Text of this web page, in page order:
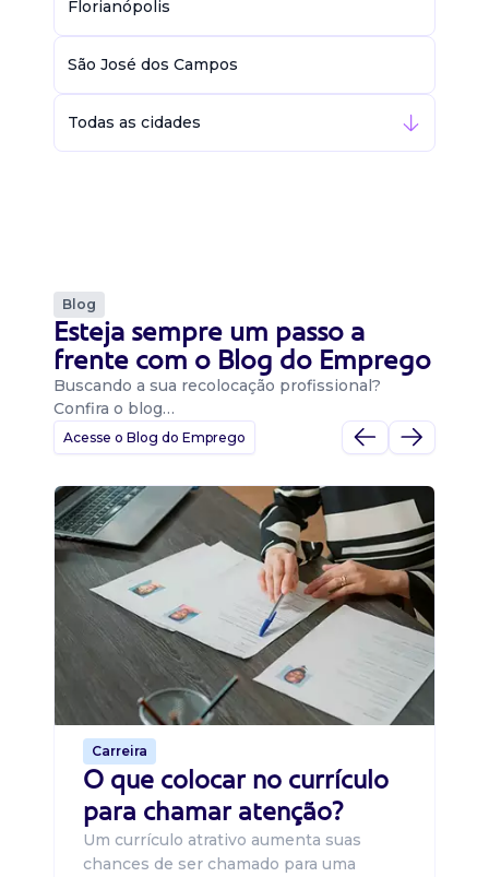
Florianópolis
São José dos Campos
Todas as cidades
Blog
Esteja sempre um passo a
frente com o Blog do Emprego
Buscando a sua recolocação profissional?
Confira o blog…
Acesse o Blog do Emprego
Carreira
O que colocar no currículo
para chamar atenção?
Um currículo atrativo aumenta suas
chances de ser chamado para uma